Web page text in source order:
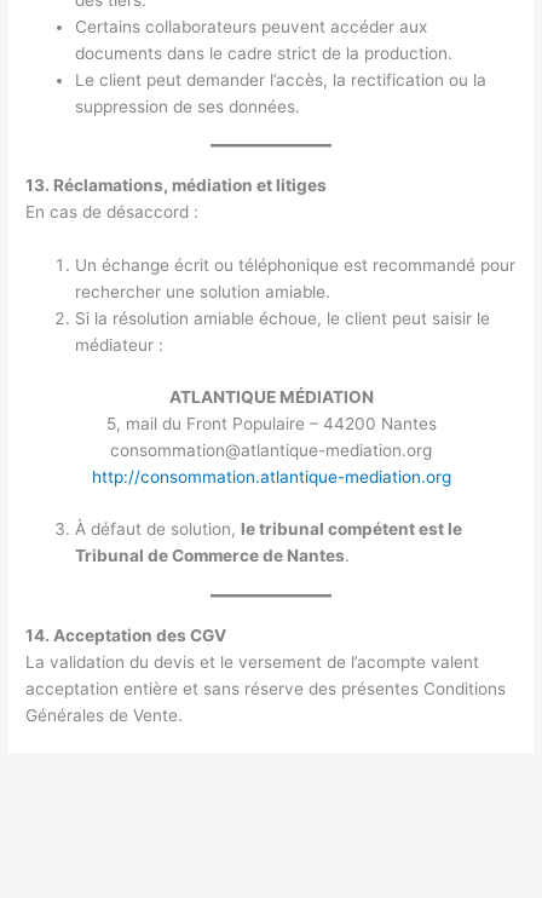
Certains collaborateurs peuvent accéder aux
documents dans le cadre strict de la production.
Le client peut demander l’accès, la rectification ou la
suppression de ses données.
13. Réclamations, médiation et litiges
En cas de désaccord :
Un échange écrit ou téléphonique est recommandé pour
rechercher une solution amiable.
Si la résolution amiable échoue, le client peut saisir le
médiateur :
ATLANTIQUE MÉDIATION
5, mail du Front Populaire – 44200 Nantes
consommation@atlantique-mediation.org
http://consommation.atlantique-mediation.org
À défaut de solution, le tribunal compétent est le
Tribunal de Commerce de Nantes.
14. Acceptation des CGV
La validation du devis et le versement de l’acompte valent
acceptation entière et sans réserve des présentes Conditions
Générales de Vente.